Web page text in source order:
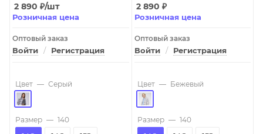
2 890 ₽/шт
Розничная цена
Оптовый заказ
Войти / Регистрация
Цвет — Серый
Размер — 140
2 890 ₽
Розничная цена
Оптовый заказ
Войти / Регистрация
Цвет — Бежевый
Размер — 140